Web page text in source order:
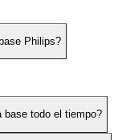
Philips?
base todo el tiempo?